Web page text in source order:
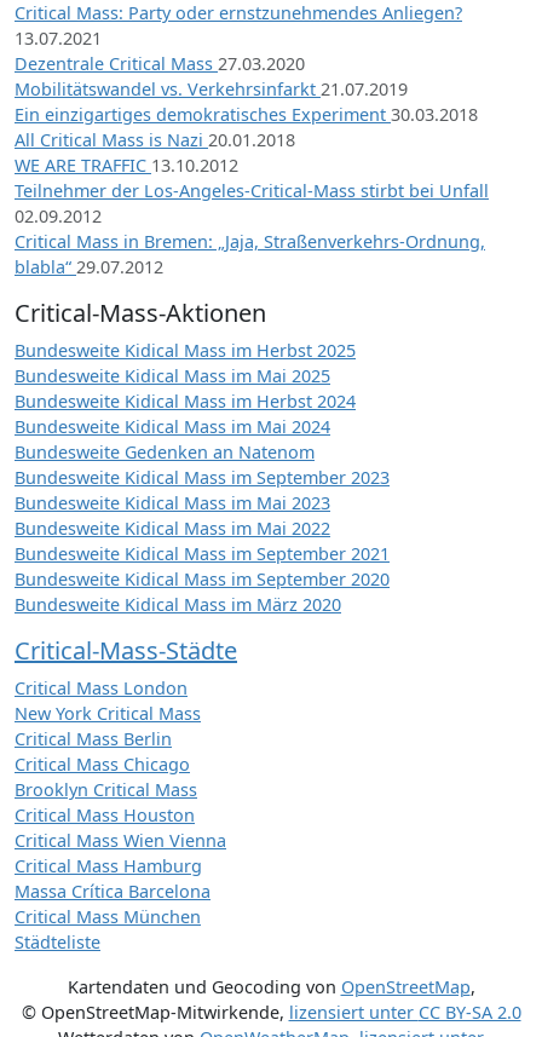
Critical Mass: Party oder ernstzunehmendes Anliegen?
13.07.2021
Dezentrale Critical Mass 27.03.2020
Mobilitätswandel vs. Verkehrsinfarkt 21.07.2019
Ein einzigartiges demokratisches Experiment 30.03.2018
All Critical Mass is Nazi 20.01.2018
WE ARE TRAFFIC 13.10.2012
Teilnehmer der Los-Angeles-Critical-Mass stirbt bei Unfall
02.09.2012
Critical Mass in Bremen: „Jaja, Straßenverkehrs-Ordnung,
blabla“ 29.07.2012
Critical-Mass-Aktionen
Bundesweite Kidical Mass im Herbst 2025
Bundesweite Kidical Mass im Mai 2025
Bundesweite Kidical Mass im Herbst 2024
Bundesweite Kidical Mass im Mai 2024
Bundesweite Gedenken an Natenom
Bundesweite Kidical Mass im September 2023
Bundesweite Kidical Mass im Mai 2023
Bundesweite Kidical Mass im Mai 2022
Bundesweite Kidical Mass im September 2021
Bundesweite Kidical Mass im September 2020
Bundesweite Kidical Mass im März 2020
Critical-Mass-Städte
Critical Mass London
New York Critical Mass
Critical Mass Berlin
Critical Mass Chicago
Brooklyn Critical Mass
Critical Mass Houston
Critical Mass Wien Vienna
Critical Mass Hamburg
Massa Crítica Barcelona
Critical Mass München
Städteliste
Kartendaten und Geocoding von OpenStreetMap,
© OpenStreetMap-Mitwirkende, lizensiert unter CC BY-SA 2.0